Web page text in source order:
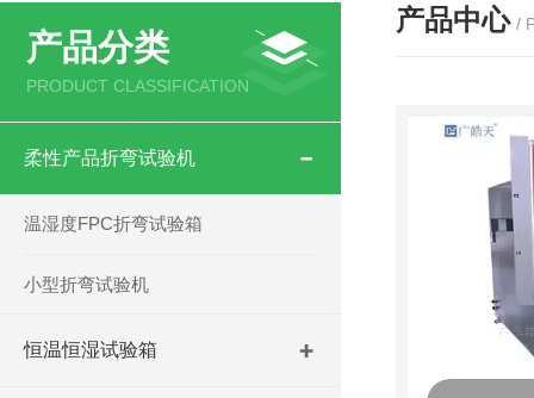
产品分类
PRODUCT CLASSIFICATION
柔性产品折弯试验机
温湿度FPC折弯试验箱
小型折弯试验机
恒温恒湿试验箱
产品中心 /